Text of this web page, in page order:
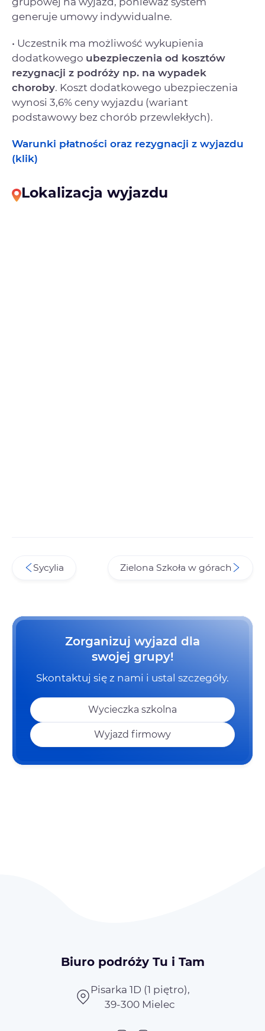
generuje umowy indywidualne.
• Uczestnik ma możliwość wykupienia
dodatkowego ubezpieczenia od kosztów
rezygnacji z podróży np. na wypadek
choroby. Koszt dodatkowego ubezpieczenia
wynosi 3,6% ceny wyjazdu (wariant
podstawowy bez chorób przewlekłych).
Warunki płatności oraz rezygnacji z wyjazdu
(klik)
Lokalizacja wyjazdu
Sycylia Zielona Szkoła w górach
Zorganizuj wyjazd dla
swojej grupy!
Skontaktuj się z nami i ustal szczegóły.
Wycieczka szkolna
Wyjazd firmowy
Biuro podróży Tu i Tam
Pisarka 1D (1 piętro),
39-300 Mielec